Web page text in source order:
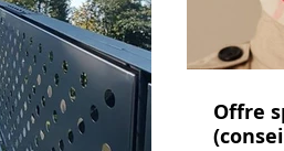
Offre